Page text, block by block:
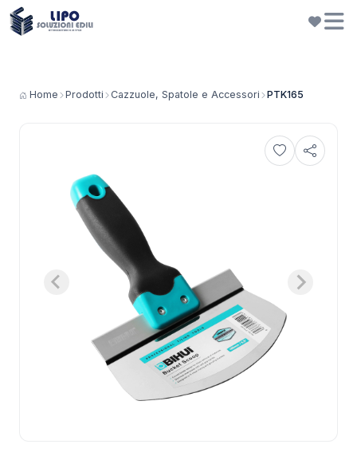
Home Prodotti Cazzuole, Spatole e Accessori PTK165